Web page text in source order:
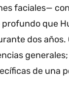
faciales—
que
dos años.
de una